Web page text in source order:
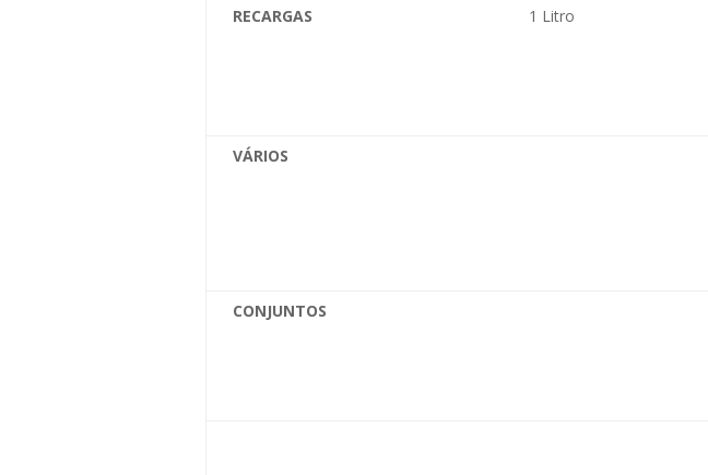
RECARGAS 1 Litro
VÁRIOS
CONJUNTOS